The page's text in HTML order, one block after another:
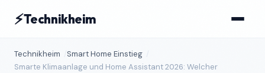
⚡Technikheim
Technikheim
Smart Home Einstieg
Smarte Klimaanlage und Home Assistant 2026: Welcher